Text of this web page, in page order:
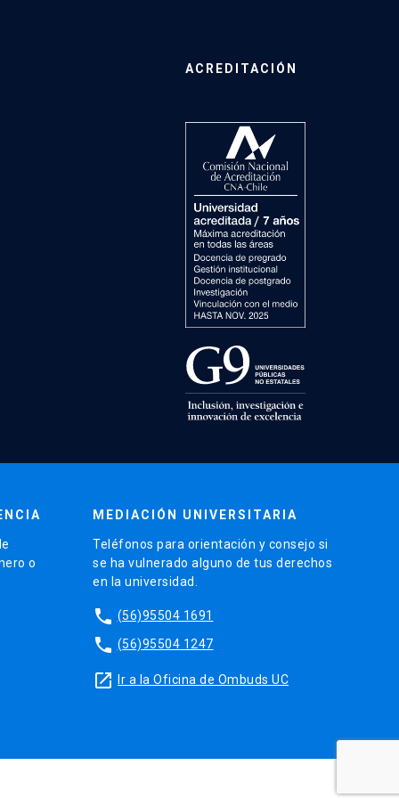
ACREDITACIÓN
o
MEDIACIÓN UNIVERSITARIA
Teléfonos para orientación y consejo si
se ha vulnerado alguno de tus derechos
en la universidad.
phone (56)95504 1691
phone (56)95504 1247
launch Ir a la Oficina de Ombuds UC